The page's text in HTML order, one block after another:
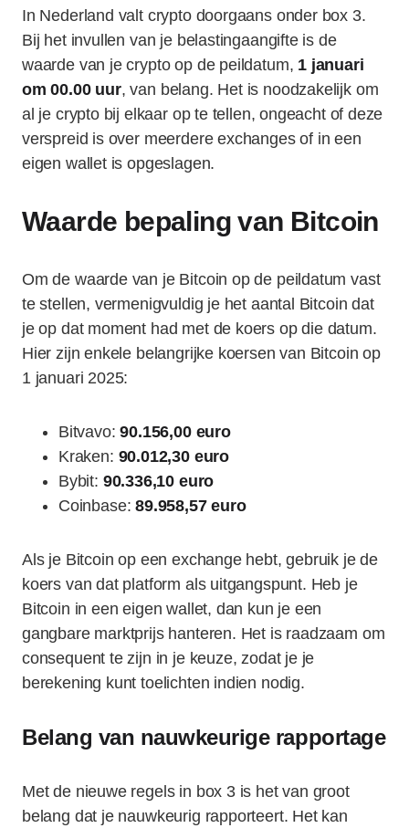
In Nederland valt crypto doorgaans onder box 3.
Bij het invullen van je belastingaangifte is de
waarde van je crypto op de peildatum, 1 januari
om 00.00 uur, van belang. Het is noodzakelijk om
al je crypto bij elkaar op te tellen, ongeacht of deze
verspreid is over meerdere exchanges of in een
eigen wallet is opgeslagen.
Waarde bepaling van Bitcoin
Om de waarde van je Bitcoin op de peildatum vast
te stellen, vermenigvuldig je het aantal Bitcoin dat
je op dat moment had met de koers op die datum.
Hier zijn enkele belangrijke koersen van Bitcoin op
1 januari 2025:
Bitvavo:90.156,00 euro
Kraken: 90.012,30 euro
Bybit: 90.336,10 euro
Coinbase:89.958,57 euro
Als je Bitcoin op een exchange hebt, gebruik je de
koers van dat platform als uitgangspunt. Heb je
Bitcoin in een eigen wallet, dan kun je een
gangbare marktprijs hanteren. Het is raadzaam om
consequent te zijn in je keuze, zodat je je
berekening kunt toelichten indien nodig.
Belang van nauwkeurige rapportage
Met de nieuwe regels in box 3 is het van groot
belang dat je nauwkeurig rapporteert. Het kan